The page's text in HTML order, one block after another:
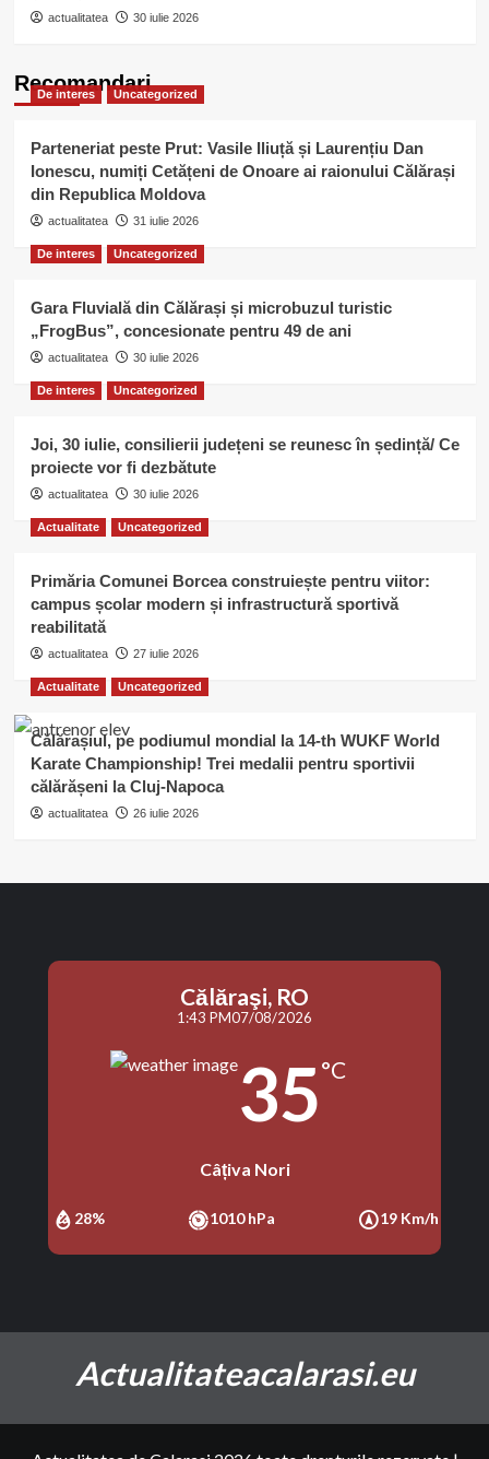
actualitatea 30 iulie 2026
Recomandari
De interes Uncategorized
Parteneriat peste Prut: Vasile Iliuță și Laurențiu Dan
Ionescu, numiți Cetățeni de Onoare ai raionului Călărași
din Republica Moldova
actualitatea 31 iulie 2026
De interes Uncategorized
Gara Fluvială din Călărași și microbuzul turistic
„FrogBus”, concesionate pentru 49 de ani
actualitatea 30 iulie 2026
De interes Uncategorized
Joi, 30 iulie, consilierii județeni se reunesc în ședință/ Ce
proiecte vor fi dezbătute
actualitatea 30 iulie 2026
Actualitate Uncategorized
Primăria Comunei Borcea construiește pentru viitor:
campus școlar modern și infrastructură sportivă
reabilitată
actualitatea 27 iulie 2026
Actualitate Uncategorized
Călărașiul, pe podiumul mondial la 14-th WUKF World
Karate Championship! Trei medalii pentru sportivii
călărășeni la Cluj-Napoca
actualitatea 26 iulie 2026
Călăraşi, RO
1:43 PM07/08/2026
35°C
Câțiva Nori
28% 1010 hPa 19 Km/h
Actualitateacalarasi.eu